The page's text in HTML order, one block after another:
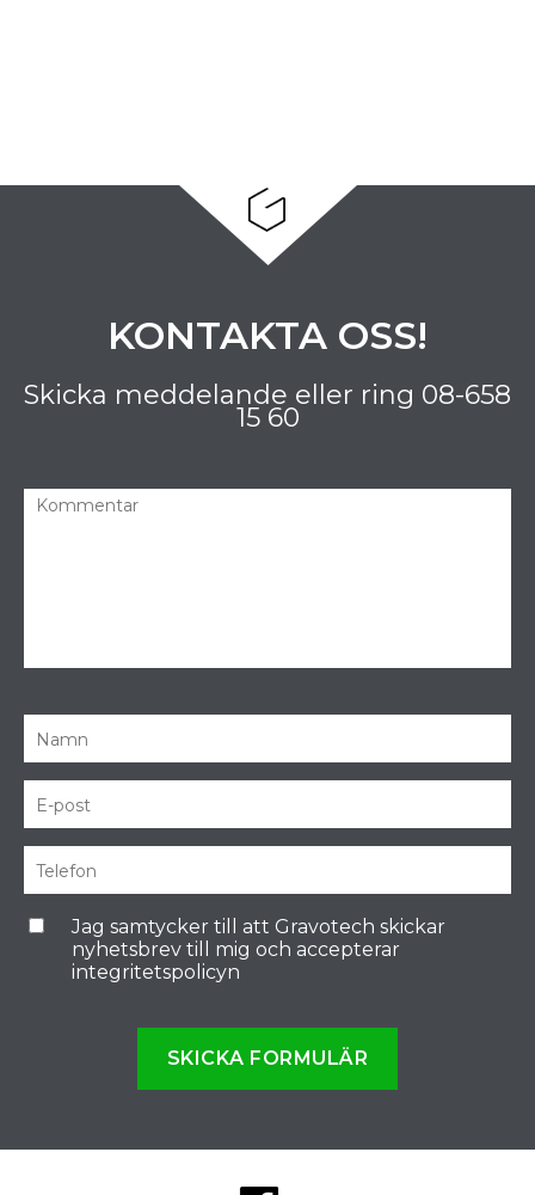
KONTAKTA OSS!
Skicka meddelande eller ring 08-658
15 60
Jag samtycker till att Gravotech skickar
nyhetsbrev till mig och accepterar
integritetspolicyn
SKICKA FORMULÄR